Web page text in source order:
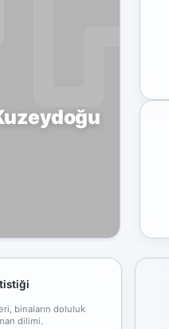
binaların doluluk
dilimi.